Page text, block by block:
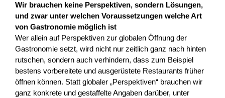
Wir brauchen keine Perspektiven, sondern Lösungen,
und zwar unter welchen Voraussetzungen welche Art
von Gastronomie möglich ist
Wer allein auf Perspektiven zur globalen Öffnung der
Gastronomie setzt, wird nicht nur zeitlich ganz nach hinten
rutschen, sondern auch verhindern, dass zum Beispiel
bestens vorbereitete und ausgerüstete Restaurants früher
öffnen können. Statt globaler „Perspektiven“ brauchen wir
ganz konkrete und gestaffelte Angaben darüber, unter